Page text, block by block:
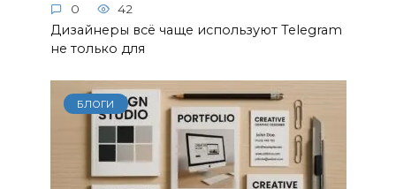
0 42
Дизайнеры всё чаще используют Telegram
не только для
БЛОГИ